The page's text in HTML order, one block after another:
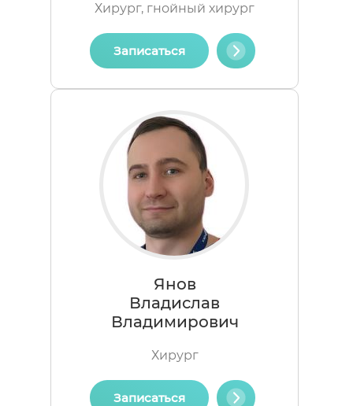
Хирург, гнойный хирург
Записаться
Янов
Владислав
Владимирович
Хирург
Записаться